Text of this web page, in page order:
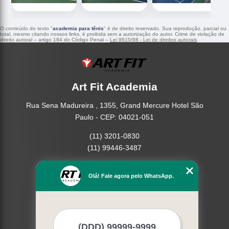
O conteúdo do texto "academia para tênis" é de direito reservado. Sua reprodução, parcial ou
total, mesmo citando nossos links, é proibida sem a autorização do autor. Crime de violação de
direito autoral – artigo 184 do Código Penal – Lei 9610/98 - Lei de direitos autorais.
Art Fit Academia
Rua Sena Madureira , 1355, Grand Mercure Hotel São
Paulo - CEP: 04021-051
(11) 3201-0830
(11) 99446-3487
Empresa
Missão
Mapa do site
Olá! Fale agora pelo WhatsApp.